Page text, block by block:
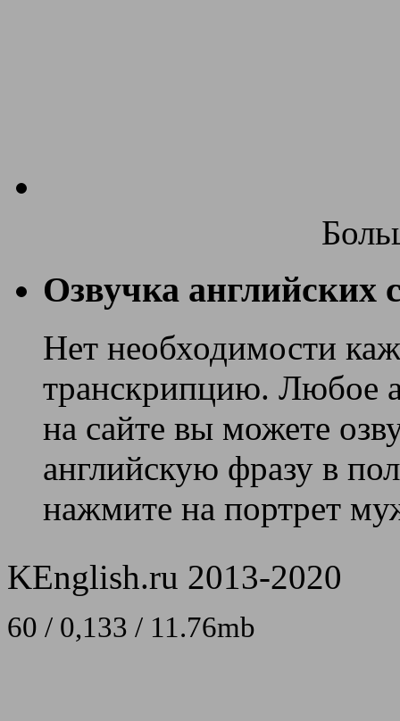
Озвучка английских
Нет необходимости
транскрипцию. Любое
на сайте вы можете
английскую фразу в
нажмите на портрет
KEnglish.ru 2013-2020
60 / 0,133 / 11.76mb